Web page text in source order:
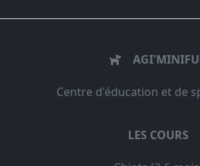
Centre d'éducation et de
LES COURS